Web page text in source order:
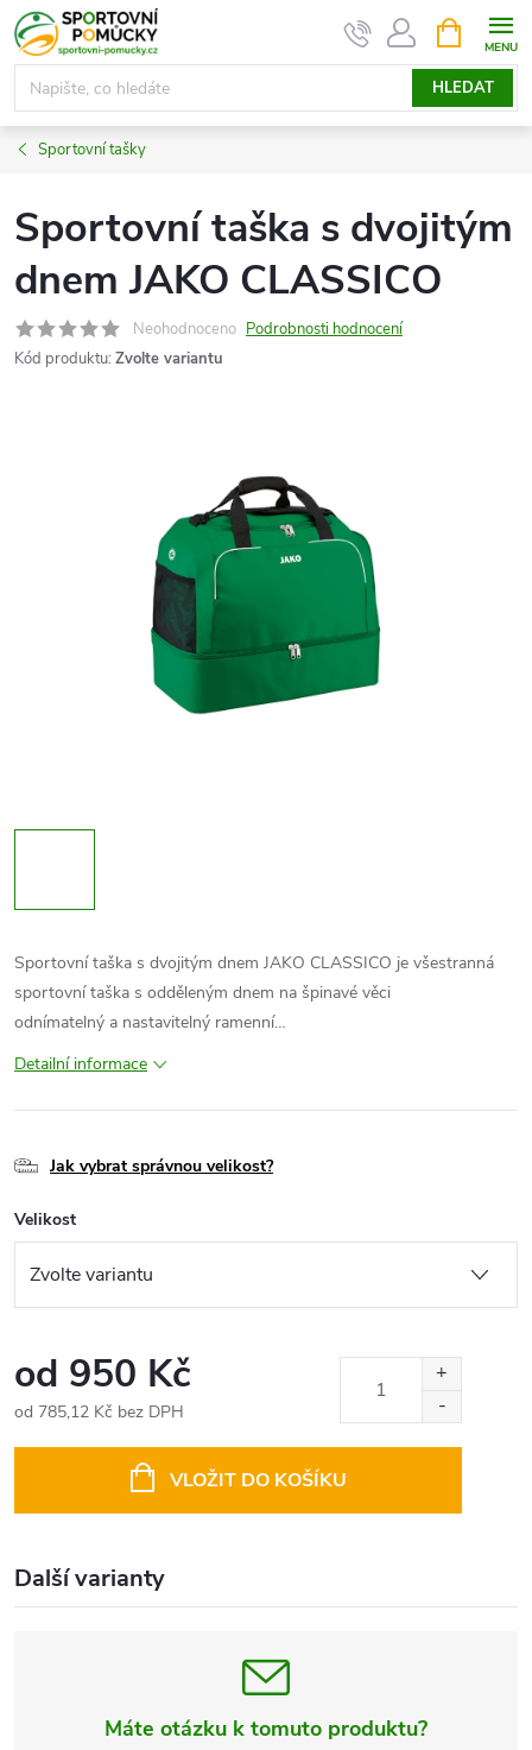
Přejít
na
obsah
HLEDAT
NÁKUPNÍ
KOŠÍK
Sportovní tašky
Sportovní taška s dvojitým
dnem JAKO CLASSICO
Neohodnoceno Podrobnosti hodnocení
Kód produktu: Zvolte variantu
Sportovní taška s dvojitým dnem JAKO CLASSICO je všestranná
sportovní taška s odděleným dnem na špinavé věci
odnímatelný a nastavitelný ramenní…
Detailní informace
Jak vybrat správnou velikost?
Velikost
od 950 Kč
od 785,12 Kč bez DPH
VLOŽIT DO KOŠÍKU
Další varianty
Máte otázku k tomuto produktu?